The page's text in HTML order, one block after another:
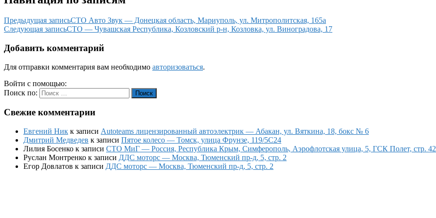
Предыдущая записьСТО Авто Звук — Донецкая область, Мариуполь, ул. Митрополитская, 165а
Следующая записьСТО — Чувашская Республика, Козловский р-н, Козловка, ул. Виноградова, 17
Добавить комментарий
Для отправки комментария вам необходимо авторизоваться.
Войти с помощью:
Поиск по:
Поиск
Свежие комментарии
Евгений Ник к записи Autoteams лицензированный автоэлектрик — Абакан, ул. Вяткина, 18, бокс № 6
Дмитрий Медведев к записи Пятое колесо — Томск, улица Фрунзе, 119/5С24
Лилия Босенко к записи СТО МиГ — Россия, Республика Крым, Симферополь, Аэрофлотская улица, 5, ГСК Полет, стр.
Руслан Монтренко к записи ДДС моторс — Москва, Тюменский пр-д, 5, стр. 2
Егор Довлатов к записи ДДС моторс — Москва, Тюменский пр-д, 5, стр. 2